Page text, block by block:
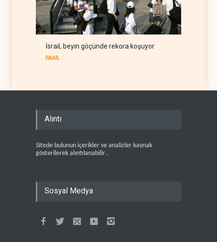
İsrail, beyin göçünde rekora koşuyor
İSRAİL
Alıntı
Sitede bulunun içerikler ve analizler kaynak
gösterilerek alıntılanabilir .
Sosyal Medya